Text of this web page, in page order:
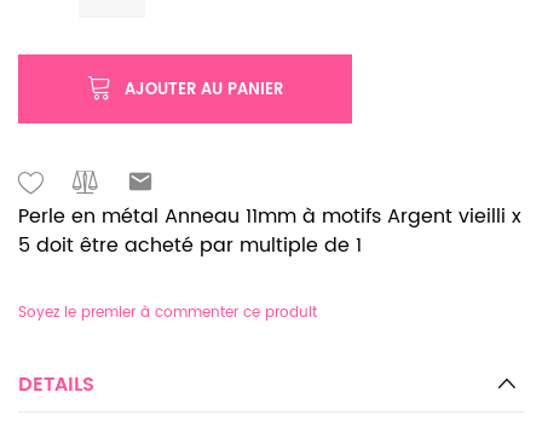
AJOUTER AU PANIER
Perle en métal Anneau 11mm à motifs Argent vieilli x
5 doit être acheté par multiple de 1
Soyez le premier à commenter ce produit
DETAILS